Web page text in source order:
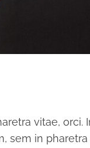
vitae, orci.
sem in pharetra